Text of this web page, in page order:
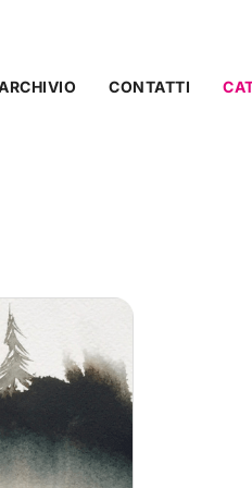
CONTATTI